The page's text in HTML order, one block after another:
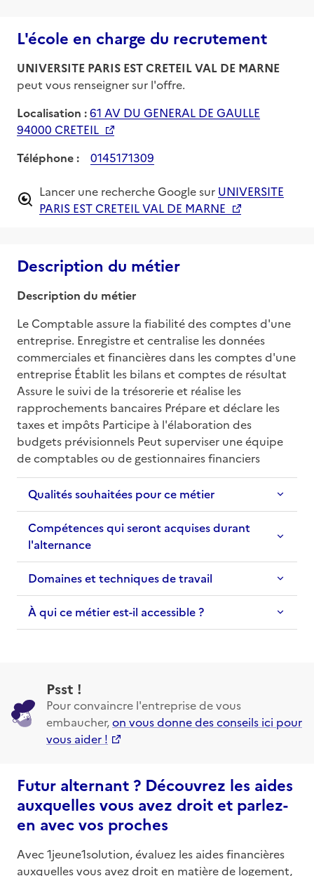
L'école en charge du recrutement
UNIVERSITE PARIS EST CRETEIL VAL DE MARNE
peut vous renseigner sur l'offre.
Localisation :61 AV DU GENERAL DE GAULLE
94000 CRETEIL
Téléphone :
0145171309
Lancer une recherche Google sur UNIVERSITE
PARIS EST CRETEIL VAL DE MARNE
Description du métier
Description du métier
Le Comptable assure la fiabilité des comptes d'une
entreprise. Enregistre et centralise les données
commerciales et financières dans les comptes d'une
entreprise Établit les bilans et comptes de résultat
Assure le suivi de la trésorerie et réalise les
rapprochements bancaires Prépare et déclare les
taxes et impôts Participe à l'élaboration des
budgets prévisionnels Peut superviser une équipe
de comptables ou de gestionnaires financiers
Qualités souhaitées pour ce métier
Compétences qui seront acquises durant
l'alternance
Domaines et techniques de travail
À qui ce métier est-il accessible ?
Psst !
Pour convaincre l'entreprise de vous
embaucher,on vous donne des conseils ici pour
vous aider !
Futur alternant ? Découvrez les aides
auxquelles vous avez droit et parlez-
en avec vos proches
Avec 1jeune1solution, évaluez les aides financières
auxquelles vous avez droit en matière de logement,